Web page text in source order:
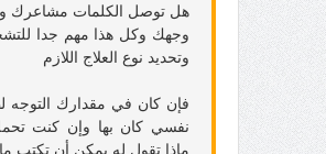
هل توصل الكلمات مشاعرك
وجهك وكل هذا مهم جدا
وتحديد نوع العلاج اللازم
فإن كان في مقدارك التوجه
نفسي كان بها وإن كنت
ماذا تقول له يمكن أن تكتب ما